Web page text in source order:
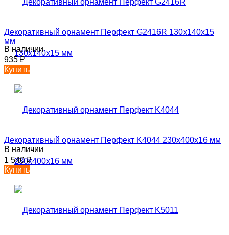
Декоративный орнамент Перфект G2416R 130х140х15
мм
В наличии
935₽
Купить
Декоративный орнамент Перфект K4044 230х400х16 мм
В наличии
1 540₽
Купить